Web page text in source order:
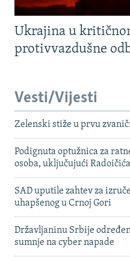
Ukrajina u
protivvazdušne
Vesti/Vijesti
Zelenski stiže u prvu
Podignuta optužnica za
osoba, uključujući Radoičića
SAD uputile zahtev za
uhapšenog u Crnoj Gori
Državljaninu Srbije
sumnje na cyber napade